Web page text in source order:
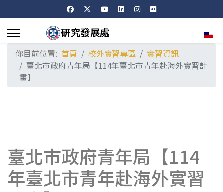
選擇
你目前位置: 首頁 校外實習專區
實習資訊
臺北市政府青年局【114年臺北市青年赴海外實習計
畫】
臺北市政府青年局【114
年臺北市青年赴海外實習